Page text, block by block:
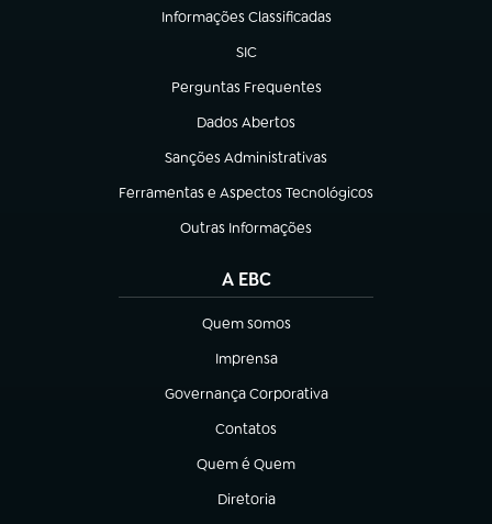
Informações Classificadas
(abre em nova aba)
SIC
(abre em nova aba)
Perguntas Frequentes
(abre em nova aba)
Dados Abertos
(abre em nova aba)
Sanções Administrativas
(abre em nova aba)
Ferramentas e Aspectos Tecnológicos
(abre em nova aba)
Outras Informações
(abre em nova aba)
A EBC
Quem somos
(abre em nova aba)
Imprensa
(abre em nova aba)
Governança Corporativa
(abre em nova aba)
Contatos
(abre em nova aba)
Quem é Quem
(abre em nova aba)
Diretoria
(abre em nova aba)